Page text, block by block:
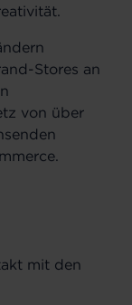
Stores an
von über
mit den